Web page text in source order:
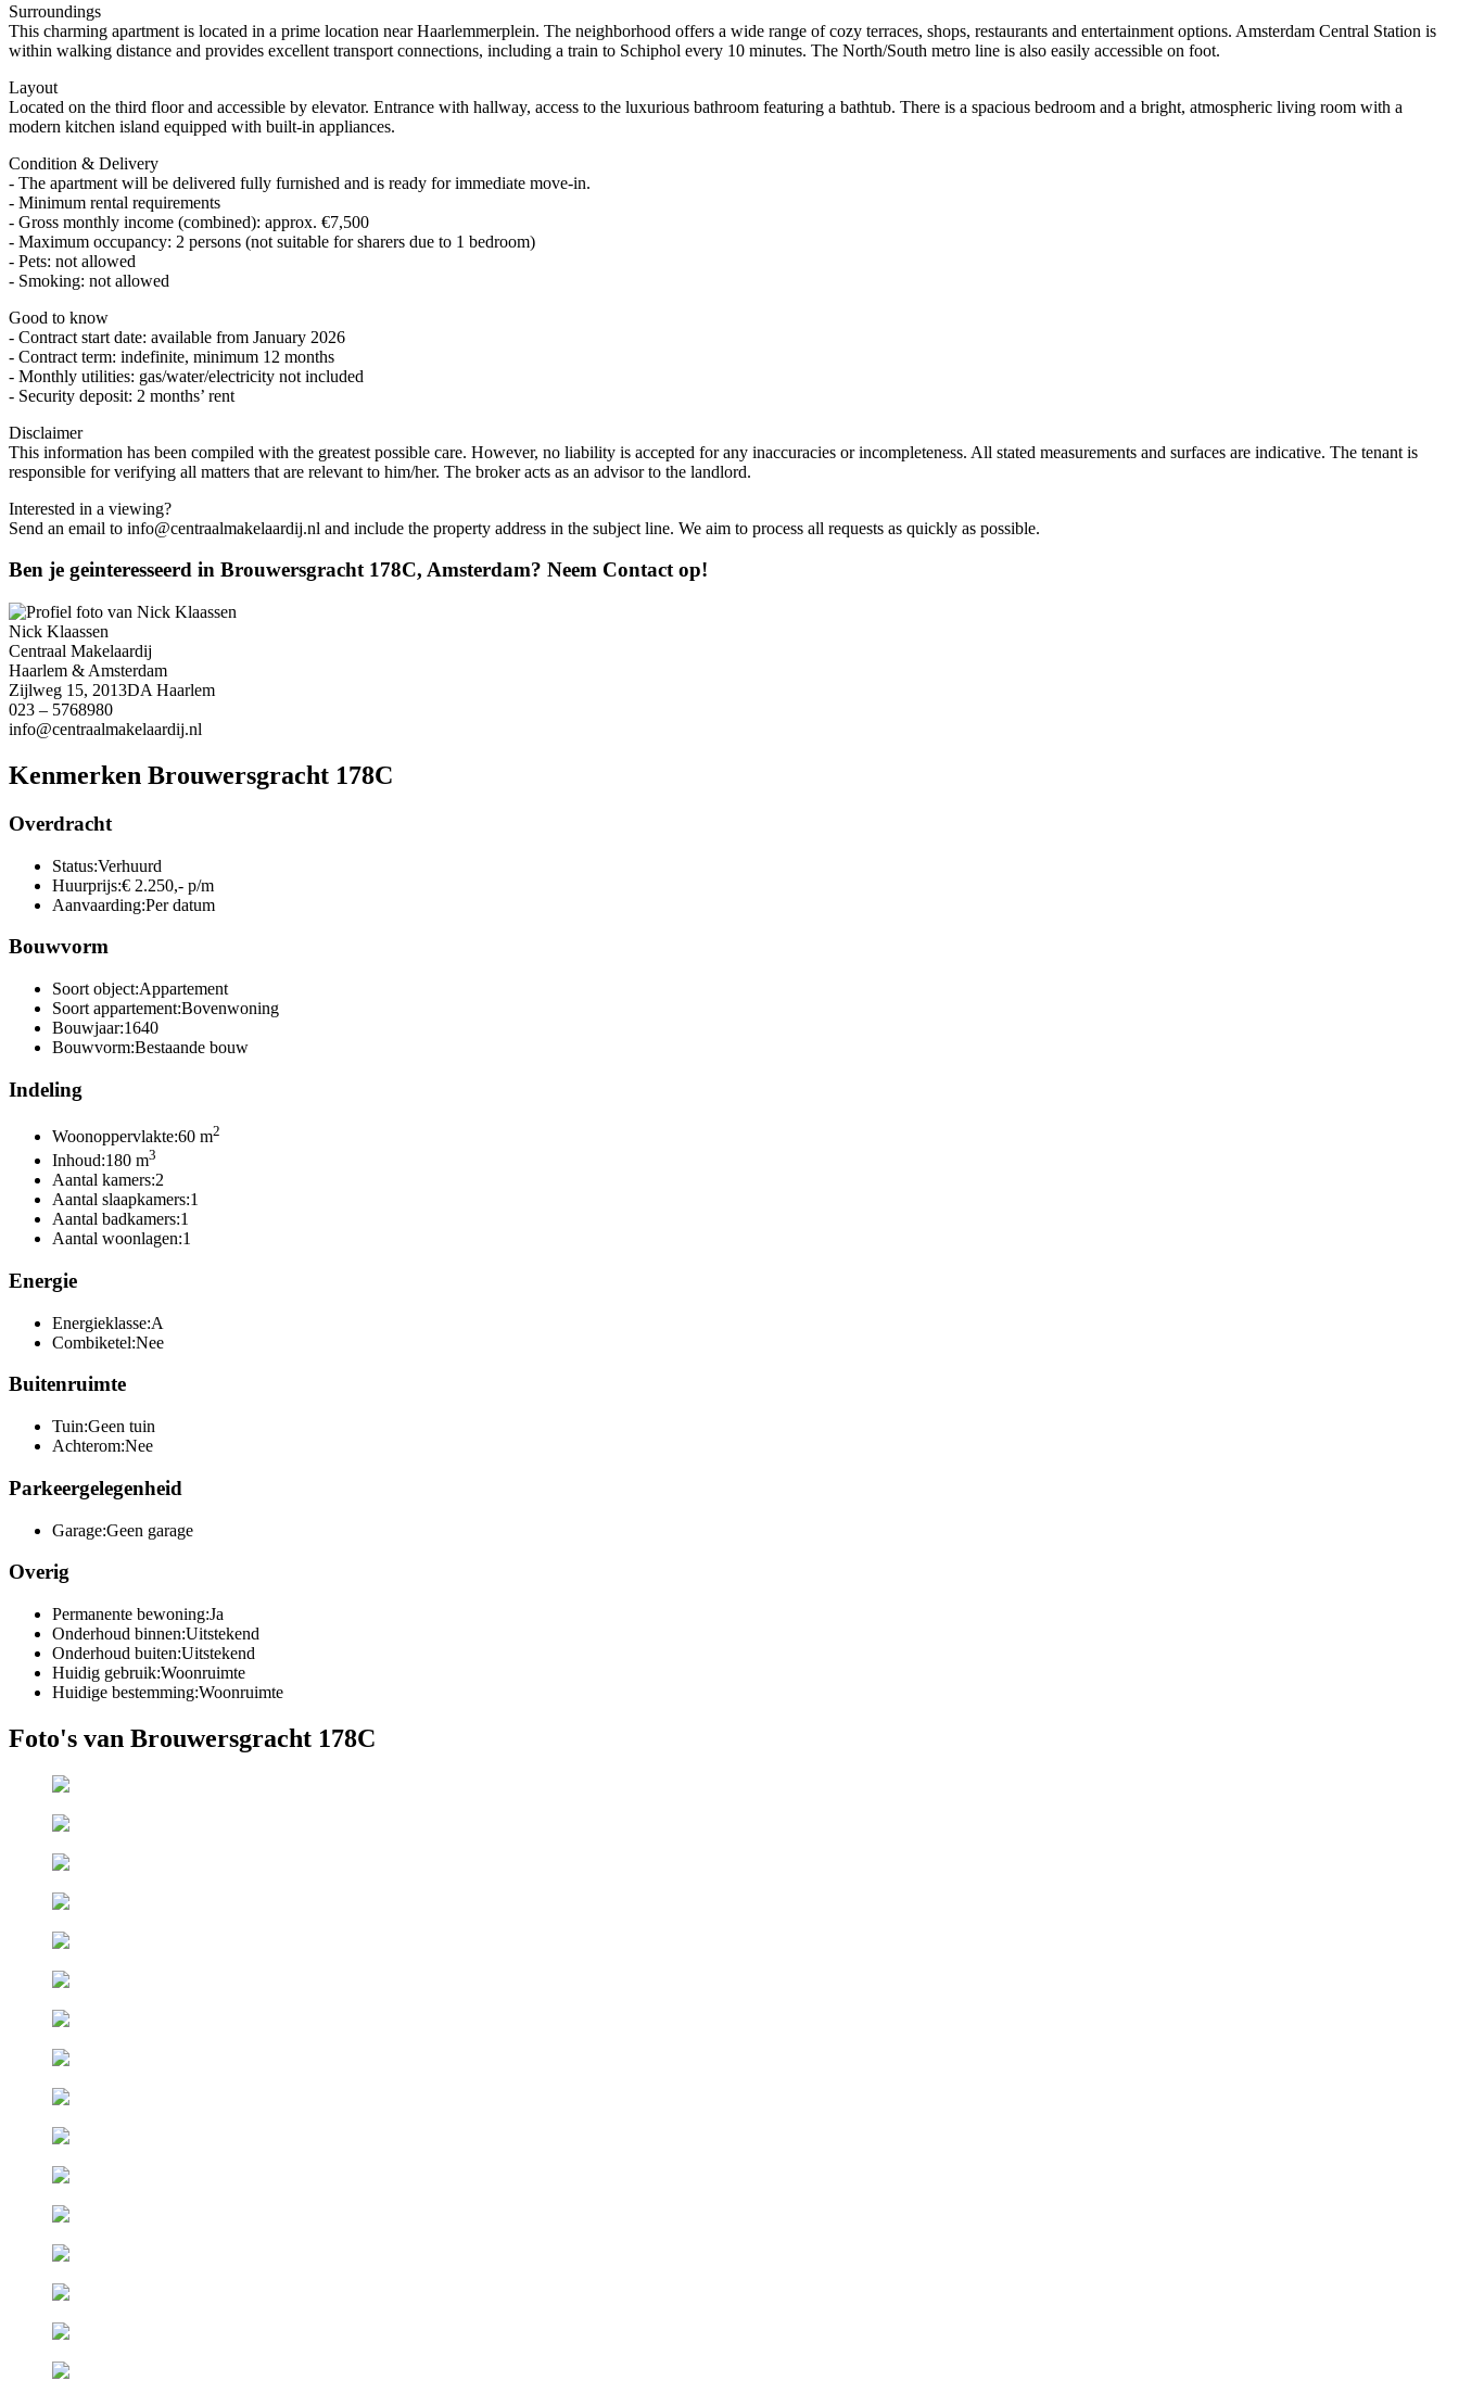
Surroundings
This charming apartment is located in a prime location near Haarlemmerplein. The neighborhood offers a wide range of cozy terraces, shops, restaurants and entertainment options. Amsterdam Central Station is
within walking distance and provides excellent transport connections, including a train to Schiphol every 10 minutes. The North/South metro line is also easily accessible on foot.
Layout
Located on the third floor and accessible by elevator. Entrance with hallway, access to the luxurious bathroom featuring a bathtub. There is a spacious bedroom and a bright, atmospheric living room with a
modern kitchen island equipped with built-in appliances.
Condition & Delivery
- The apartment will be delivered fully furnished and is ready for immediate move-in.
- Minimum rental requirements
- Gross monthly income (combined): approx. €7,500
- Maximum occupancy: 2 persons (not suitable for sharers due to 1 bedroom)
- Pets: not allowed
- Smoking: not allowed
Good to know
- Contract start date: available from January 2026
- Contract term: indefinite, minimum 12 months
- Monthly utilities: gas/water/electricity not included
- Security deposit: 2 months’ rent
Disclaimer
This information has been compiled with the greatest possible care. However, no liability is accepted for any inaccuracies or incompleteness. All stated measurements and surfaces are indicative. The tenant is
responsible for verifying all matters that are relevant to him/her. The broker acts as an advisor to the landlord.
Interested in a viewing?
Send an email to info@centraalmakelaardij.nl and include the property address in the subject line. We aim to process all requests as quickly as possible.
Ben je geinteresseerd in Brouwersgracht 178C, Amsterdam? Neem Contact op!
Nick Klaassen
Centraal Makelaardij
Haarlem & Amsterdam
Zijlweg 15, 2013DA Haarlem
023 – 5768980
info@centraalmakelaardij.nl
Kenmerken Brouwersgracht 178C
Overdracht
Status:Verhuurd
Huurprijs:€ 2.250,- p/m
Aanvaarding:Per datum
Bouwvorm
Soort object:Appartement
Soort appartement:Bovenwoning
Bouwjaar:1640
Bouwvorm:Bestaande bouw
Indeling
Woonoppervlakte:60 m2
Inhoud:180 m3
Aantal kamers:2
Aantal slaapkamers:1
Aantal badkamers:1
Aantal woonlagen:1
Energie
Energieklasse:A
Combiketel:Nee
Buitenruimte
Tuin:Geen tuin
Achterom:Nee
Parkeergelegenheid
Garage:Geen garage
Overig
Permanente bewoning:Ja
Onderhoud binnen:Uitstekend
Onderhoud buiten:Uitstekend
Huidig gebruik:Woonruimte
Huidige bestemming:Woonruimte
Foto's van Brouwersgracht 178C